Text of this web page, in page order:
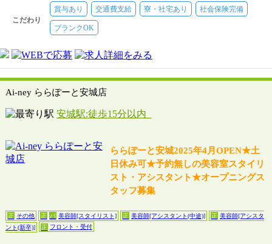
美容師[スタイリスト]【時給】1077円＋当日売上達成手当
理容師[スタイリスト]【月給】29万5000円～47万円＋当日売上達
成手当
理容師[スタイリスト]
理容師[スタイリスト]【時給】1077円＋当日売上達成手当
こだわり
賞与あり 交通費支給 寮・社宅あり 社会保険完備
ブランクOK
Ai-ney ららぽーと安城店
安城駅:徒歩15分以内
ららぽーと安城2025年4月OPEN★土
日休み可★予約無しの美容室スタイリ
スト・アシスタント★オープニングス
タッフ募集
正 その他 正 パ 美容師[スタイリスト] 正 美容師[アシスタント(中途)] 正 美容師[アシスタ
ント(新卒)]
正 フロント・受付